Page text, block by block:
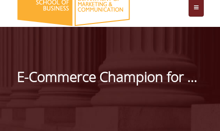
THE DEPARTMENT
DEPARTMENT
MISSION OF THE DEPARTMENT E-Commerce Champion for 2021 | Διαγωνισμός